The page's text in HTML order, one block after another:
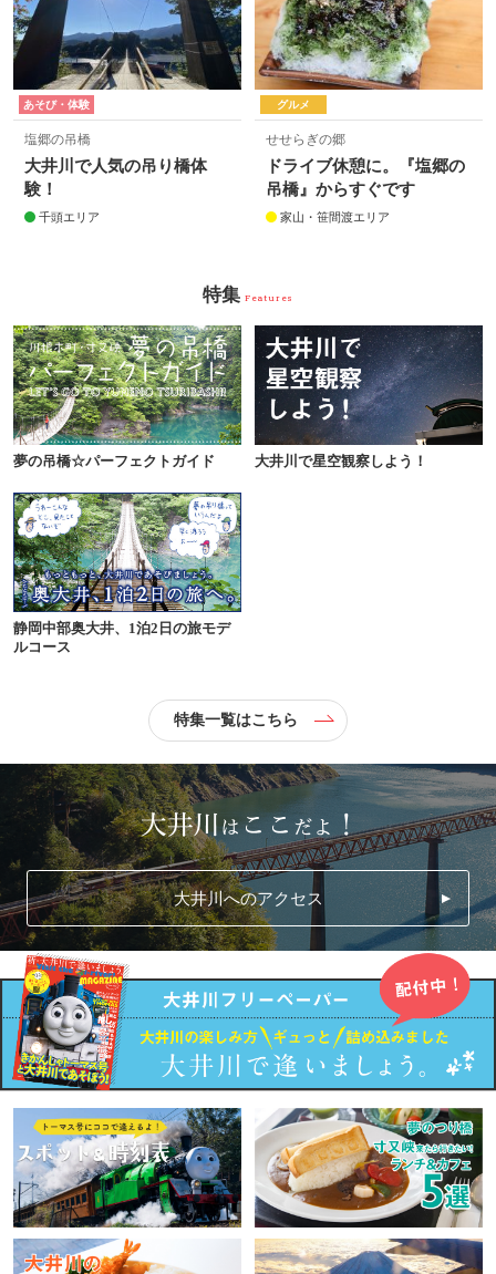
あそび・体験
塩郷の吊橋
大井川で人気の吊り橋体
験！
千頭エリア
グルメ
せせらぎの郷
ドライブ休憩に。『塩郷の
吊橋』からすぐです
家山・笹間渡エリア
特集 Features
夢の吊橋☆パーフェクトガイド 大井川で星空観察しよう！
静岡中部奥大井、1泊2日の旅モデ
ルコース
特集一覧はこちら
大井川へのアクセス